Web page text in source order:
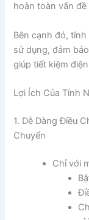
hoàn toàn vấn đề
Bên cạnh đó, tính
sử dụng, đảm
giúp tiết kiệm
Lợi Ích Của Tính
1. Dễ Dàng Điều
Chuyển
Chỉ với